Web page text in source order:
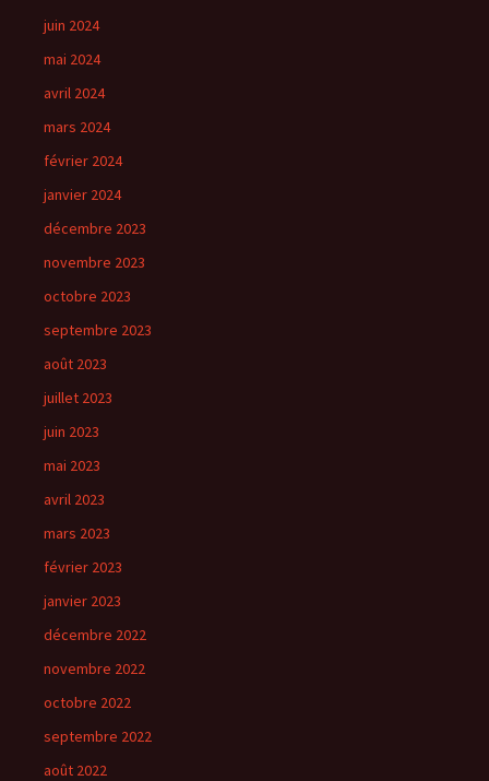
juin 2024
mai 2024
avril 2024
mars 2024
février 2024
janvier 2024
décembre 2023
novembre 2023
octobre 2023
septembre 2023
août 2023
juillet 2023
juin 2023
mai 2023
avril 2023
mars 2023
février 2023
janvier 2023
décembre 2022
novembre 2022
octobre 2022
septembre 2022
août 2022